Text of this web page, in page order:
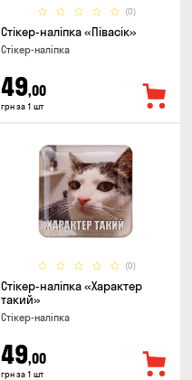
(0)
Стікер-наліпка «Півасік»
Стікер-наліпка
49,00
грн за 1 шт
(0)
Стікер-наліпка «Характер
такий»
Стікер-наліпка
49,00
грн за 1 шт